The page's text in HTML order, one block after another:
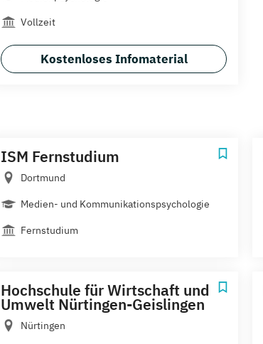
Vollzeit
Kostenloses Infomaterial
ISM Fernstudium
Dortmund
Medien- und Kommunikationspsychologie
Fernstudium
Hochschule für Wirtschaft und
Umwelt Nürtingen-Geislingen
Nürtingen